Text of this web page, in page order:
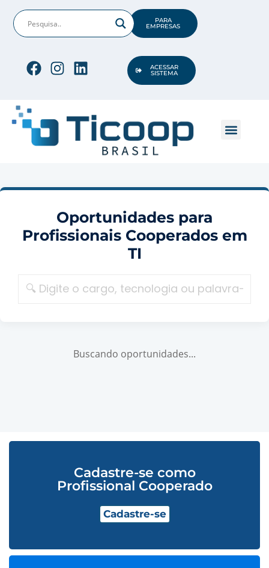
PARA
EMPRESAS
ACESSAR
SISTEMA
Oportunidades para
Profissionais Cooperados em
TI
Buscando oportunidades...
Cadastre-se como
Profissional Cooperado
Cadastre-se